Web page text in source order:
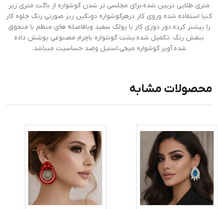
متری طلایی تزیین شده.برای مجلسی تر شدن گوشواره از باگت متری زیر
کنیا استفاده شده وروی کار درهرگوشواره دونگین ریز صورتی رنگ جلوه کار
را بیشتر کرده.دور دوزی کار با پولک سفید وبافاصله های منظم با منجوق
بنفش رنگ ،تکمیل شده.پشت گوشواره باچرم مصنوعی پوشش داده
شده.آویز گوشواره میخی،استیل وضد حساسیت میباشد.
محصولات مشابه